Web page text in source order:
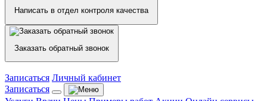
Написать в отдел контроля качества
Заказать обратный звонок
Записаться Личный кабинет
Записаться